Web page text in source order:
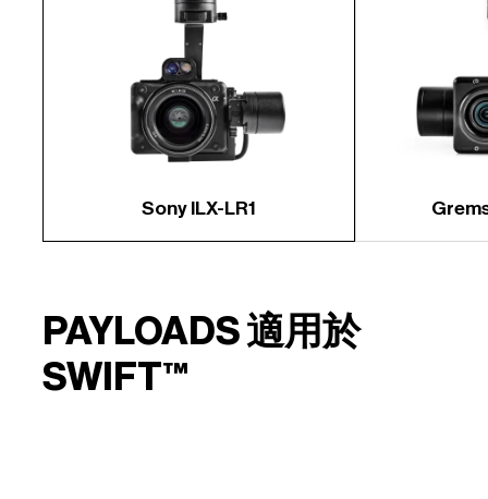
Sony ILX-LR1
PAYLOADS 適用於
SWIFT™